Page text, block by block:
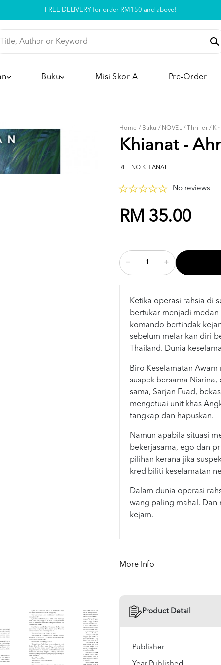
FREE DELIVERY for order RM150 and above!
Buku Misi Skor A Pre-Order
Home / Buku / NOVEL / Thriller /
Khianat -
REF NO KHIANAT
No reviews
RM 35.00
Ketika operasi rahsia di
bertukar menjadi
komando bertindak
sebelum melarikan diri
Thailand. Dunia
Biro Keselamatan Awam
suspek bersama Nisrina,
sama, Sarjan Fuad,
mengetuai unit khas
tangkap dan hapuskan.
Namun apabila situasi
bekerjasama, ego dan
pilihan kerana jika
kredibiliti keselamatan
Dalam dunia operasi
wang paling mahal.
kejam.
More Info
Product Detail
Publisher